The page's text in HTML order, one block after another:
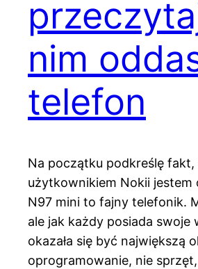
nim
telefon
Na początku podkreślę fakt,
użytkownikiem Nokii jestem
N97 mini to fajny telefonik.
ale jak każdy posiada swoje
okazała się być największą
oprogramowanie, nie